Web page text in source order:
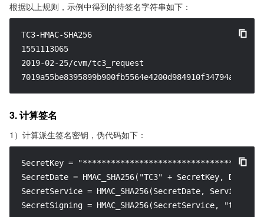
根据以上规则，示例中得到的待签名字符串如下：
TC3-HMAC-SHA256
1551113065
2019-02-25/cvm/tc3_request
3. 计算签名
1）计算派生签名密钥，伪代码如下：
SecretKey = "********************************"
SecretDate = HMAC_SHA256("TC3" + SecretKey, Date)
SecretService = HMAC_SHA256(SecretDate, Service)
SecretSigning = HMAC_SHA256(SecretService,